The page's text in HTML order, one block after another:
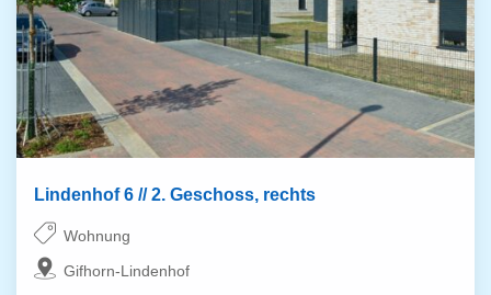
Lindenhof 6 // 2. Geschoss, rechts
Wohnung
Gifhorn-Lindenhof